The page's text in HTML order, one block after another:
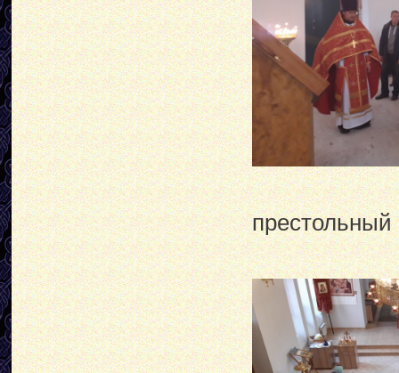
престольный